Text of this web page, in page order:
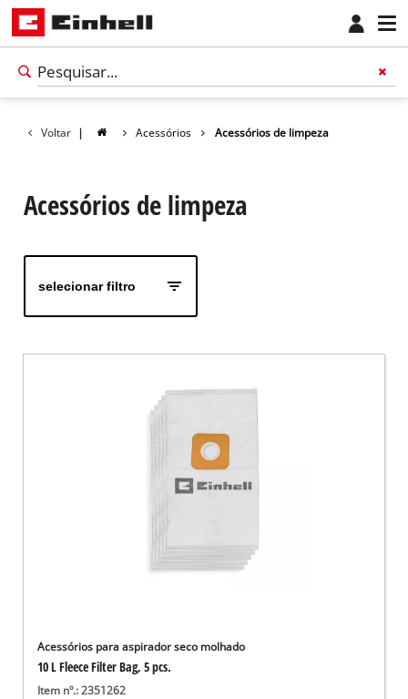
Voltar | Acessórios Acessórios de limpeza
Acessórios de limpeza
selecionar filtro
Acessórios para aspirador seco molhado
10 L Fleece Filter Bag, 5 pcs.
Item nº.: 2351262